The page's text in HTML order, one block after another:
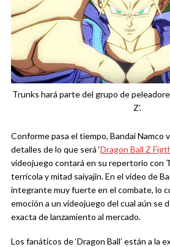
Trunks hará parte del grupo de
Z’.
Conforme pasa el tiempo, Bandai Namco
detalles de lo que será ‘Dragon Ball Z
videojuego contará en su repertorio con
terrícola y mitad saiyajin. En el video de
integrante muy fuerte en el combate, lo
emoción a un videojuego del cual aún se
exacta de lanzamiento al mercado.
Los fanáticos de ‘Dragon Ball’ están a la